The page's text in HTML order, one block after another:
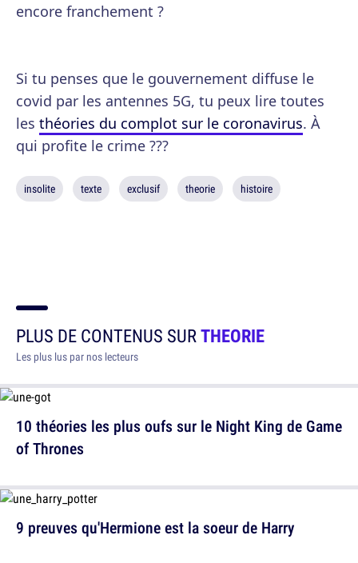
encore franchement ?
Si tu penses que le gouvernement diffuse le
covid par les antennes 5G, tu peux lire toutes
les théories du complot sur le coronavirus. À
qui profite le crime ???
insolite texte exclusif theorie histoire
PLUS DE CONTENUS SURTHEORIE
Les plus lus par nos lecteurs
10 théories les plus oufs sur le Night King de Game
of Thrones
9 preuves qu'Hermione est la soeur de Harry